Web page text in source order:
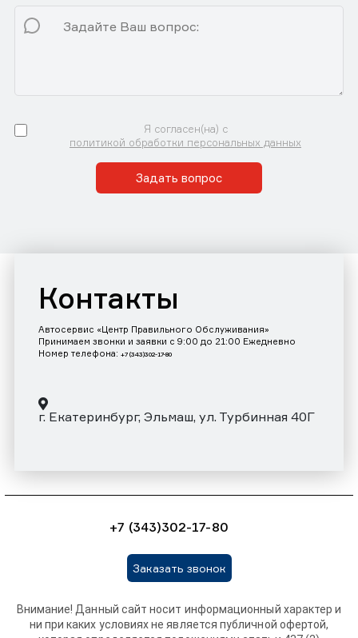
Я согласен(на) с
политикой обработки персональных данных
Задать вопрос
Контакты
Автосервис «Центр Правильного Обслуживания»
Принимаем звонки и заявки с 9:00 до 21:00 Ежедневно
Номер телефона: +7 (343)302-17-80
г. Екатеринбург, Эльмаш, ул. Турбинная 40Г
+7 (343)302-17-80
Заказать звонок
Внимание! Данный сайт носит информационный характер и
ни при каких условиях не является публичной офертой,